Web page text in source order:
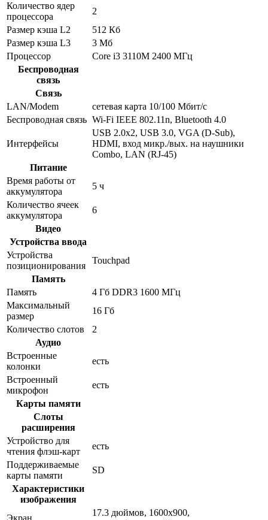
Количество ядер
процессора
2
Размер кэша L2
512 Кб
Размер кэша L3
3 Мб
Процессор
Core i3 3110M 2400 МГц
Беспроводная
связь
Связь
LAN/Modem
сетевая карта 10/100 Мбит/c
Беспроводная связь Wi-Fi IEEE 802.11n, Bluetooth 4.0
Интерфейсы
USB 2.0x2, USB 3.0, VGA (D-Sub),
HDMI, вход микр./вых. на наушники
Combo, LAN (RJ-45)
Питание
Время работы от
аккумулятора
5 ч
Количество ячеек
аккумулятора
6
Видео
Устройства ввода
Устройства
позиционирования
Touchpad
Память
Память
4 Гб DDR3 1600 МГц
Максимальный
размер
16 Гб
Количество слотов
2
Аудио
Встроенные
колонки
есть
Встроенный
микрофон
есть
Карты памяти
Слоты
расширения
Устройство для
чтения флэш-карт
есть
Поддерживаемые
карты памяти
SD
Характеристики
изображения
17.3 дюймов, 1600x900,